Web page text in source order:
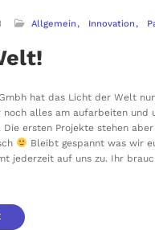
Allgemein Innovation
hat das Licht der Welt
noch alles am aufarbeiten und
ersten Projekte stehen aber
Bleibt gespannt was wir
jederzeit auf uns zu. Ihr